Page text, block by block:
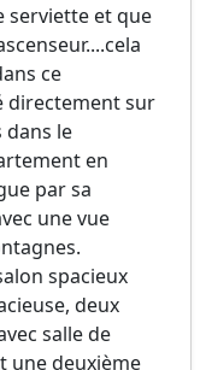
serviette et que
ce
directement sur
dans le
en
par sa
une vue
spacieux
deux
salle de
une deuxième